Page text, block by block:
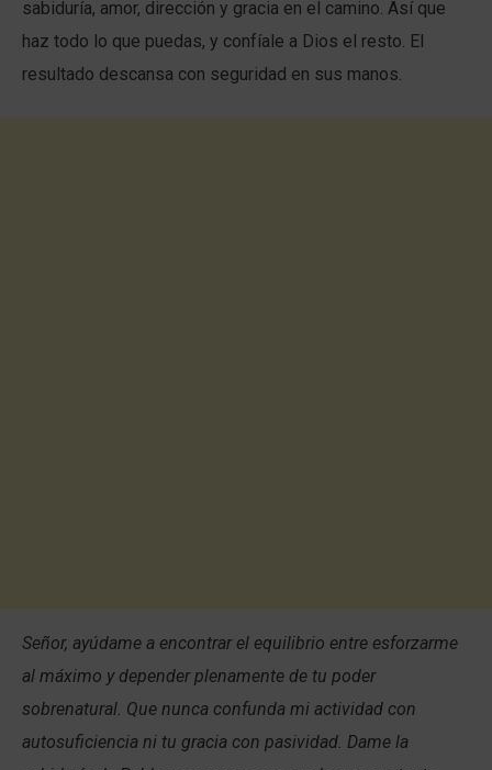
sabiduría, amor, dirección y gracia en el camino. Así que
haz todo lo que puedas, y confíale a Dios el resto. El
resultado descansa con seguridad en sus manos.
Señor, ayúdame a encontrar el equilibrio entre esforzarme
al máximo y depender plenamente de tu poder
sobrenatural. Que nunca confunda mi actividad con
autosuficiencia ni tu gracia con pasividad. Dame la